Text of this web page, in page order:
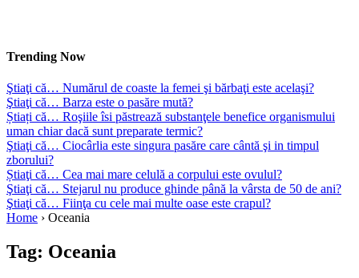
Trending Now
Ştiaţi că… Numărul de coaste la femei şi bărbaţi este acelaşi?
Ştiaţi că… Barza este o pasăre mută?
Știați că… Roşiile îsi păstrează substanţele benefice organismului
uman chiar dacă sunt preparate termic?
Ştiaţi că… Ciocârlia este singura pasăre care cântă şi in timpul
zborului?
Știaţi că… Cea mai mare celulă a corpului este ovulul?
Ştiaţi că… Stejarul nu produce ghinde până la vârsta de 50 de ani?
Ştiaţi că… Fiinţa cu cele mai multe oase este crapul?
Home › Oceania
Tag: Oceania